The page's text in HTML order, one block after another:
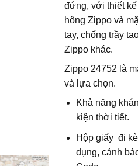
đứng, với thiết
hông Zippo và
tay, chống trầy
Zippo khác.
Zippo 24752 là
và lựa chọn.
Khả năng
kiện thời tiết.
Hộp giấy đi
dụng, cảnh